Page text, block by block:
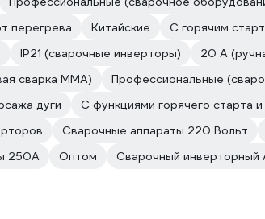
перегрева
Китайские С горячим
IP21 (сварочные инверторы) 20 А
сварка MMA)
Профессиональные
дуги
С функциями горячего старта
Сварочные аппараты 220 Вольт
250А Оптом Сварочный инверторный